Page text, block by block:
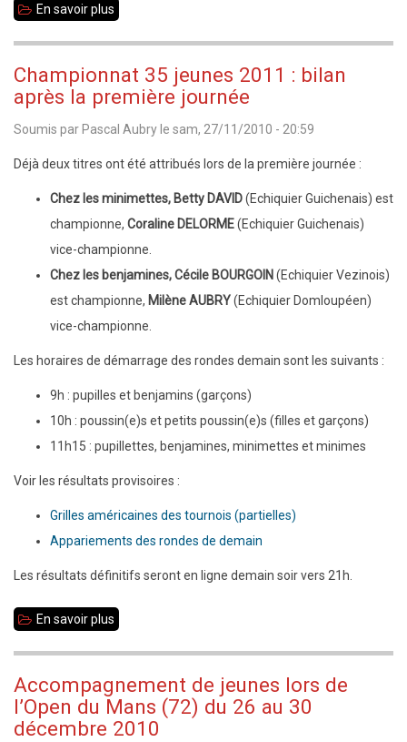
En savoir plus
2011
horaires
Championnat 35 jeunes 2011 : bilan
après la première journée
Soumis par Pascal Aubry le sam, 27/11/2010 - 20:59
Déjà deux titres ont été attribués lors de la première journée :
Chez les minimettes, Betty DAVID(Echiquier Guichenais) est
championne, Coraline DELORME(Echiquier Guichenais)
vice-championne.
Chez les benjamines, Cécile BOURGOIN (Echiquier Vezinois)
est championne, Milène AUBRY(Echiquier Domloupéen)
vice-championne.
Les horaires de démarrage des rondes demain sont les suivants :
9h : pupilles et benjamins (garçons)
10h : poussin(e)s et petits poussin(e)s (filles et garçons)
11h15 : pupillettes, benjamines, minimettes et minimes
Voir les résultats provisoires :
Grilles américaines des tournois (partielles)
Appariements des rondes de demain
Les résultats définitifs seront en ligne demain soir vers 21h.
En savoir plus
jeunes
2011
Accompagnement de jeunes lors de
l’Open du Mans (72) du 26 au 30
décembre 2010